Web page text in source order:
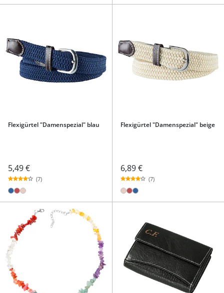
Flexigürtel "Damenspezial" blau
5,49 €
(7)
Flexigürtel "Damenspezial" beige
6,89 €
(7)